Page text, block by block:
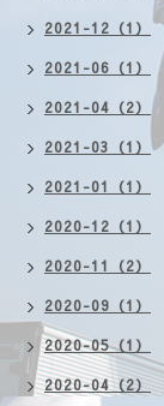
2021-12（1）
2021-06（1）
2021-04（2）
2021-03（1）
2021-01（1）
2020-12（1）
2020-11（2）
2020-09（1）
2020-05（1）
2020-04（2）